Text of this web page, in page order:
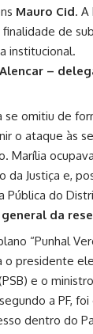
Mauro Cid. A
de
institucional.
–
se omitiu de
o ataque às
Marília
da Justiça e,
Pública do
da
“Punhal
o presidente
e o
a PF,
dentro do